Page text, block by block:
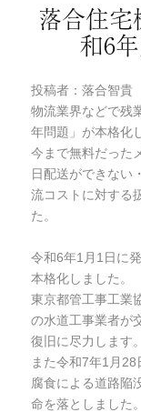
落合住
和6
投稿者：落合智貴
物流業界などで残
年問題」が本格化
今まで無料だった
日配送ができない
流コストに対する
た。
令和6年1月1日に
本格化しました。
東京都管工事工業
の水道工事業者が
復旧に尽力します。
また令和7年1月
腐食による道路陥
命を落としました。